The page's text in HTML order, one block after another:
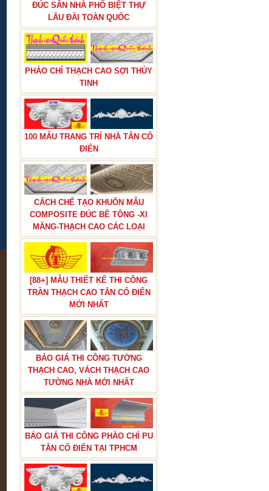
ĐÚC SẴN NHÀ PHỐ BIỆT THỰ
LÂU ĐÀI TOÀN QUỐC
PHÀO CHỈ THẠCH CAO SỢI THỦY
TINH
100 MẪU TRANG TRÍ NHÀ TÂN CỔ
ĐIỂN
CÁCH CHẾ TẠO KHUÔN MẪU
COMPOSITE ĐÚC BÊ TÔNG -XI
MĂNG-THẠCH CAO CÁC LOẠI
[88+] MẪU THIẾT KẾ THI CÔNG
TRẦN THẠCH CAO TÂN CỔ ĐIỂN
MỚI NHẤT
BÁO GIÁ THI CÔNG TƯỜNG
THẠCH CAO, VÁCH THẠCH CAO
TƯỜNG NHÀ MỚI NHẤT
BÁO GIÁ THI CÔNG PHÀO CHỈ PU
TÂN CỔ ĐIỂN TẠI TPHCM